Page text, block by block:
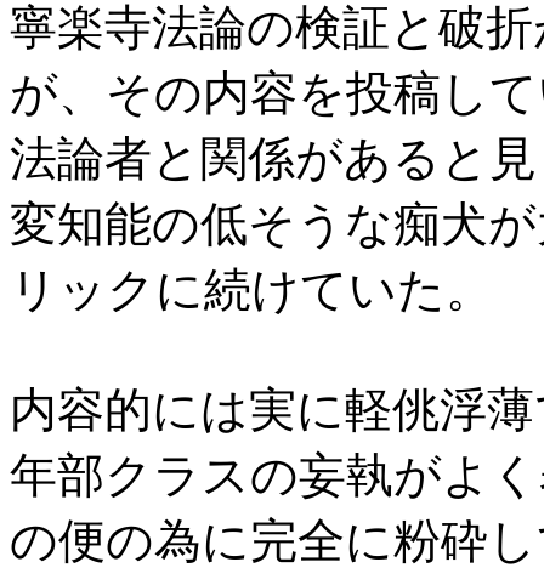
寧楽寺法論の検証と破
が、その内容を投稿し
法論者と関係があると
変知能の低そうな痴犬
リックに続けていた。
内容的には実に軽佻浮
年部クラスの妄執がよ
の便の為に完全に粉砕